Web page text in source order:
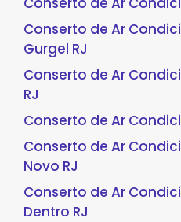
Conserto de Ar
Gurgel RJ
Conserto de Ar
RJ
Conserto de Ar
Conserto de Ar
Novo RJ
Conserto de Ar
Dentro RJ